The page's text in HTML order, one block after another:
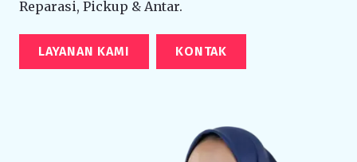
Reparasi, Pickup & Antar.
LAYANAN KAMI KONTAK